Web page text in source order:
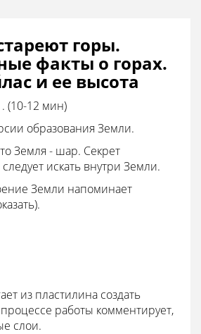
горы.
факты о горах.
и ее высота
(10-12 мин)
образования Земли.
Земля - шар. Секрет
искать внутри Земли.
Земли напоминает
из пластилина создать
работы комментирует,
слои.